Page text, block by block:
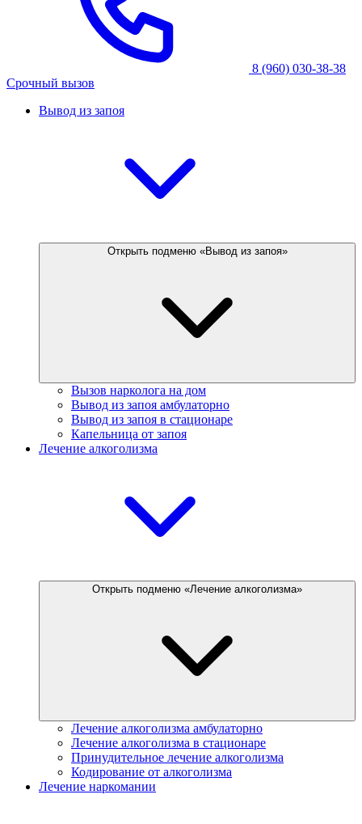
8 (960) 030-38-38
Срочный вызов
Вывод из запоя
Открыть подменю «Вывод из запоя»
Вызов нарколога на дом
Вывод из запоя амбулаторно
Вывод из запоя в стационаре
Капельница от запоя
Лечение алкоголизма
Открыть подменю «Лечение алкоголизма»
Лечение алкоголизма амбулаторно
Лечение алкоголизма в стационаре
Принудительное лечение алкоголизма
Кодирование от алкоголизма
Лечение наркомании